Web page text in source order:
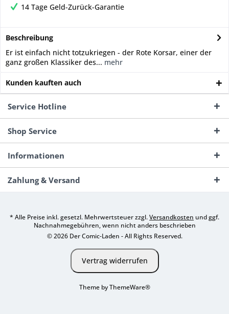
14 Tage Geld-Zurück-Garantie
Beschreibung
Er ist einfach nicht totzukriegen - der Rote Korsar, einer der
ganz großen Klassiker des... mehr
Kunden kauften auch
Service Hotline
Shop Service
Informationen
Zahlung & Versand
* Alle Preise inkl. gesetzl. Mehrwertsteuer zzgl.Versandkosten und ggf.
Nachnahmegebühren, wenn nicht anders beschrieben
© 2026 Der Comic-Laden - All Rights Reserved.
Vertrag widerrufen
Theme byThemeWare®